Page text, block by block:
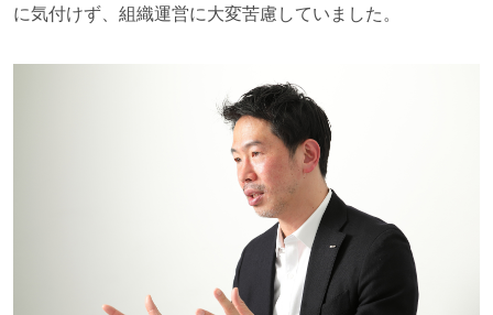
に気付けず、組織運営に大変苦慮していました。